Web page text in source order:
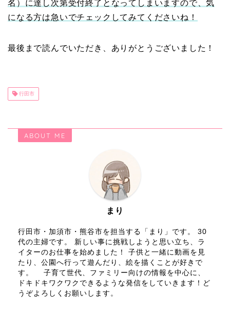
名）に達し次第受付終了となってしまいますので、気
になる方は急いでチェックしてみてくださいね！
最後まで読んでいただき、ありがとうございました！
行田市
ABOUT ME
まり
行田市・加須市・熊谷市を担当する「まり」です。 30
代の主婦です。 新しい事に挑戦しようと思い立ち、ラ
イターのお仕事を始めました！ 子供と一緒に動画を見
たり、公園へ行って遊んだり、絵を描くことが好きで
す。 子育て世代、ファミリー向けの情報を中心に、
ドキドキワクワクできるような発信をしていきます！ど
うぞよろしくお願いします。